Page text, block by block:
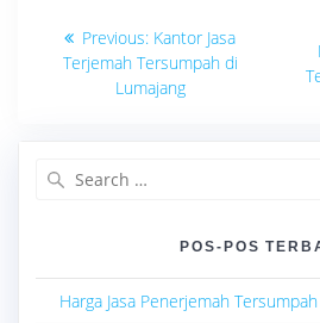
Navigasi
pos
Previous: Previous
post:
Kantor Jasa
Terjemah Tersumpah di
Lumajang
POS-POS
Harga Jasa Penerjemah